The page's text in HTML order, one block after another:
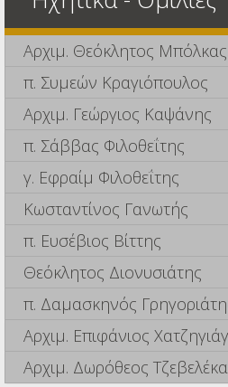
Αρχιμ. Θεόκλητος Μπόλκας
π. Συμεών Κραγιόπουλος
Αρχιμ. Γεώργιος Καψάνης
π. Σάββας Φιλοθεΐτης
γ. Εφραίμ Φιλοθεΐτης
Κωσταντίνος Γανωτής
π. Ευσέβιος Βίττης
Θεόκλητος Διονυσιάτης
π. Δαμασκηνός
Αρχιμ. Επιφάνιος
Αρχιμ. Δωρόθεος